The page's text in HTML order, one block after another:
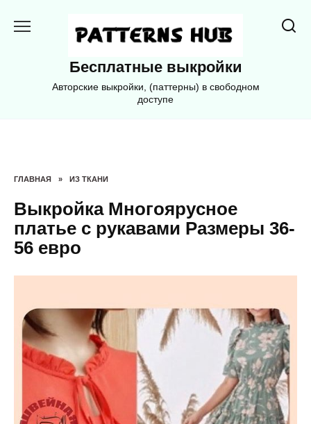
Бесплатные выкройки
Авторские выкройки, (паттерны) в свободном
доступе
ГЛАВНАЯ » ИЗ ТКАНИ
Bыкpoйкa Mнoгoяpуcнoe
плaтьe c pукaвaми Paзмepы 36-
56 eвpo